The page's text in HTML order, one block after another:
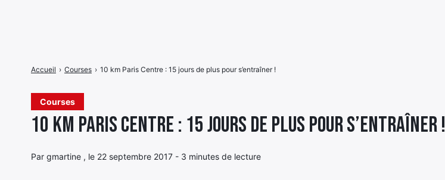
Courses
10 km Paris Centre : 15 jours de plus pour s’entraîner !
Par gmartine , le 22 septembre 2017 - 3 minutes de lecture
Accueil › Courses › 10 km Paris Centre : 15 jours de plus pour s’entraîner !